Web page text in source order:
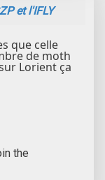
et l'IFLY
que celle
de moth
Lorient ça
the